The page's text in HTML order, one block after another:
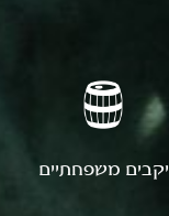
יקבים משפחתיים